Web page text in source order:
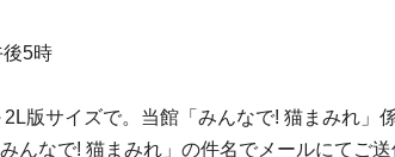
後5時
版サイズで。当館「みんなで! 猫まみれ」
んなで! 猫まみれ」の件名でメールにてご